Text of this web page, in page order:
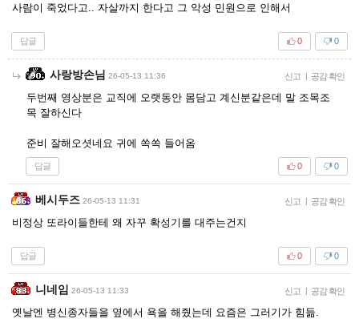
사람이 죽었다고.. 자살까지 한다고 그 악성 민원으로 인해서
답글 0
0
사랑방손님 26-05-13 11:36 신고 | 공감 확인
두번째 영상분은 교직에 오랫동안 몸담고 계신분같은데 말 조목조
목 잘하신다
준비 잘해오셧네요 귀에 쏙쏙 들어옴
답글 0
0
베시두즈 26-05-13 11:31 신고 | 공감 확인
비정상 또라이들한테 왜 자꾸 확성기를 대주는건지
답글 0
0
니네임 26-05-13 11:33 신고 | 공감 확인
옛날엔 병신종자들을 옆에서 욕을 해줬는데 요즘은 그러기가 힘듦.